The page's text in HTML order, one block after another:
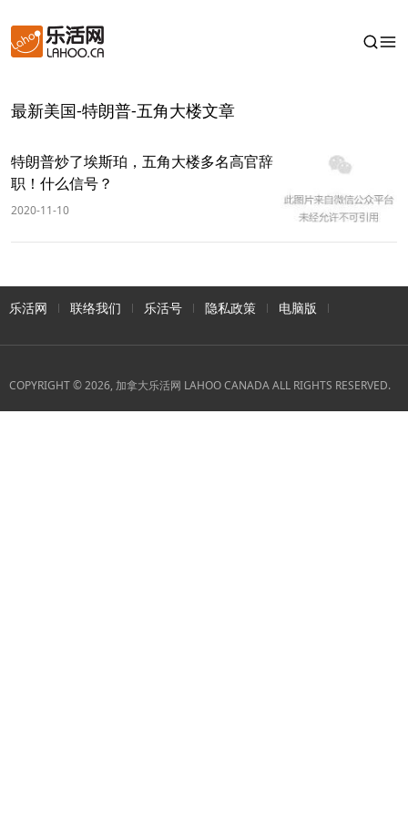
最新美国-特朗普-五角大楼文章
特朗普炒了埃斯珀，五角大楼多名高官辞
职！什么信号？
2020-11-10
乐活网 联络我们 乐活号 隐私政策 电脑版
COPYRIGHT © 2026, 加拿大乐活网 LAHOO CANADA ALL RIGHTS RESERVED.